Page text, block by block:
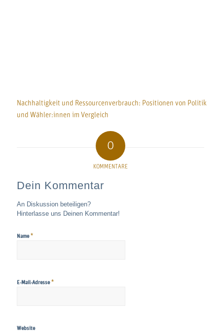
Nachhaltigkeit und Ressourcenverbrauch: Positionen von Politik
und Wähler:innen im Vergleich
0
KOMMENTARE
Dein Kommentar
An Diskussion beteiligen?
Hinterlasse uns Deinen Kommentar!
Name*
E-Mail-Adresse*
Website